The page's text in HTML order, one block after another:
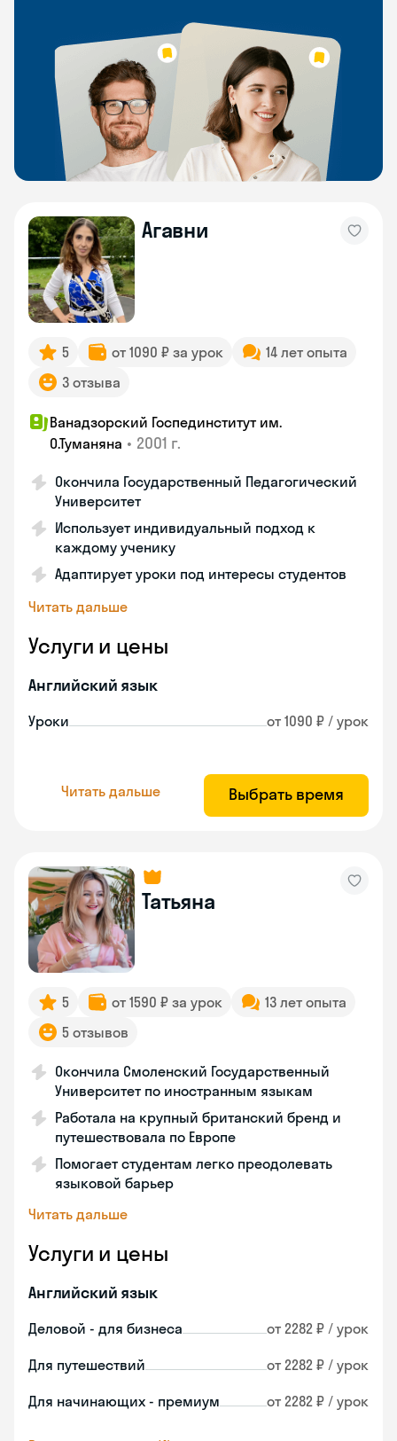
Агавни
5 от 1090 ₽ за урок
14 лет опыта
3 отзыва
Ванадзорский Госпединститут им.
О.Туманяна • 2001 г.
Окончила Государственный Педагогический
Университет
Использует индивидуальный подход к
каждому ученику
Адаптирует уроки под интересы студентов
Читать дальше
Услуги и цены
Английский язык
Уроки от 1090 ₽ / урок
Читать дальше Выбрать время
Татьяна
5 от 1590 ₽ за урок
13 лет опыта
5 отзывов
Окончила Смоленский Государственный
Университет по иностранным языкам
Работала на крупный британский бренд и
путешествовала по Европе
Помогает студентам легко преодолевать
языковой барьер
Читать дальше
Услуги и цены
Английский язык
Деловой - для бизнеса от 2282 ₽ / урок
Для путешествий от 2282 ₽ / урок
Для начинающих - премиум от 2282 ₽ / урок